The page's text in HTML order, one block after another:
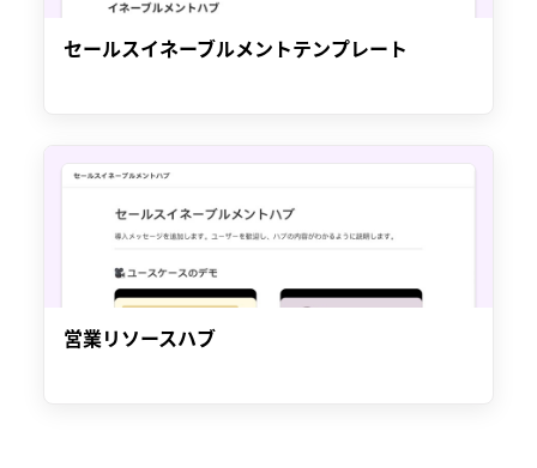
セールスイネーブルメントテンプレート
営業リソースハブ